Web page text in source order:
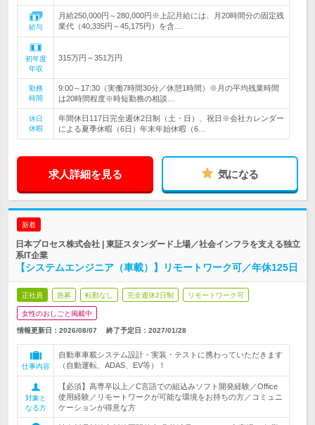
給与
月給250,000円～280,000円※上記月給には、月20時間分の固定残
業代（40,335円～45,175円）を含…
初年度
年収
315万円～351万円
勤務
時間
9:00～17:30（実働7時間30分／休憩1時間）※月の平均残業時間
は20時間程度※時短勤務の相談…
休日
休暇
年間休日117日完全週休2日制（土・日）、祝日※会社カレンダー
による夏季休暇（6日）年末年始休暇（6…
求人詳細を見る 気になる
新着
日本プロセス株式会社 | 東証スタンダード上場／社会インフラを支える独立
系IT企業
【システムエンジニア（車載）】リモートワーク可／年休125日
正社員 急募 転勤なし 完全週休2日制 リモートワーク可
女性のおしごと掲載中
情報更新日：2026/08/07 終了予定日： 2027/01/28
仕事内容
自動車車載システム設計・実装・テストに携わっていただきます
（自動運転、ADAS、EV等）！
対象と
なる方
【必須】高専卒以上／C言語での組込みソフト開発経験／Office
使用経験／リモートワークが可能な環境をお持ちの方／コミュニ
ケーションが得意な方